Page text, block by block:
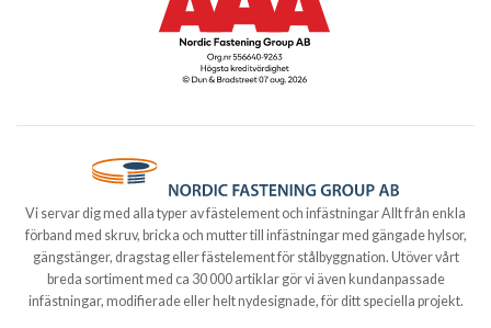
Vi servar dig med alla typer av fästelement och infästningar Allt från enkla
förband med skruv, bricka och mutter till infästningar med gängade hylsor,
gängstänger, dragstag eller fästelement för stålbyggnation. Utöver vårt
breda sortiment med ca 30 000 artiklar gör vi även kundanpassade
infästningar, modifierade eller helt nydesignade, för ditt speciella projekt.